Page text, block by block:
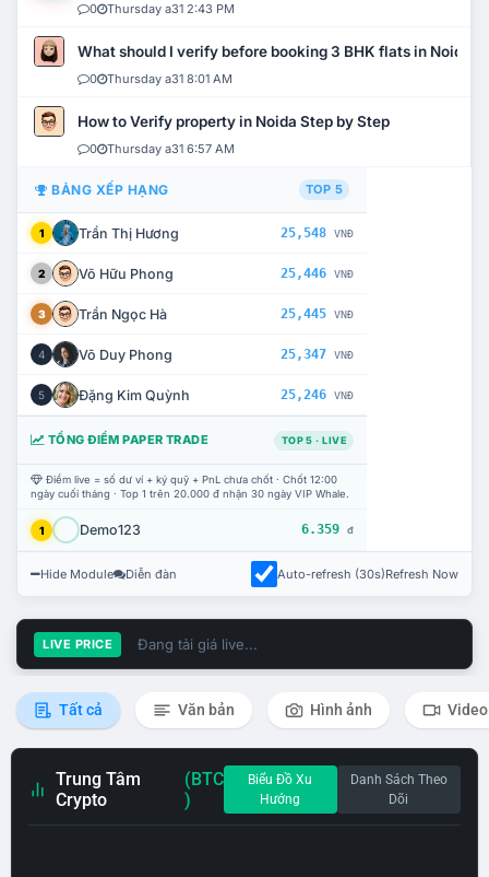
0 Thursday a31 2:43 PM
What should I verify before booking 3 BHK flats in Noida?
0 Thursday a31 8:01 AM
How to Verify property in Noida Step by Step
0 Thursday a31 6:57 AM
BẢNG XẾP HẠNG TOP 5
1 Trần Thị Hương 25,548 VNĐ
2 Võ Hữu Phong 25,446 VNĐ
3 Trần Ngọc Hà 25,445 VNĐ
4 Võ Duy Phong 25,347 VNĐ
5 Đặng Kim Quỳnh 25,246 VNĐ
TỔNG ĐIỂM PAPER TRADE TOP 5 · LIVE
Điểm live = số dư ví + ký quỹ + PnL chưa chốt · Chốt 12:00
ngày cuối tháng · Top 1 trên 20.000 đ nhận 30 ngày VIP Whale.
1 Demo123 6.359 đ
Hide Module Diễn đàn Auto-refresh (30s)Refresh Now
LIVE PRICE Đang tải giá live...
Tất cả Văn bản Hình ảnh Video
Trung Tâm
Crypto
(BTC
)
Biểu Đồ Xu
Hướng
Danh Sách Theo
Dõi